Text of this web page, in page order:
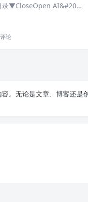
录▼CloseOpen AI&#20…
论
。无论是文章、博客还